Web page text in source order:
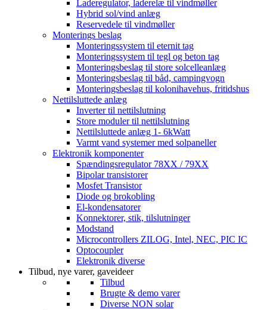
Laderegulator, laderelæ til vindmøller
Hybrid sol/vind anlæg
Reservedele til vindmøller
Monterings beslag
Monteringssystem til eternit tag
Monteringssystem til tegl og beton tag
Monteringsbeslag til store solcelleanlæg
Monteringsbeslag til båd, campingvogn
Monteringsbeslag til kolonihavehus, fritidshus
Nettilsluttede anlæg
Inverter til nettilslutning
Store moduler til nettilslutning
Nettilsluttede anlæg 1- 6kWatt
Varmt vand systemer med solpaneller
Elektronik komponenter
Spændingsregulator 78XX / 79XX
Bipolar transistorer
Mosfet Transistor
Diode og brokobling
El-kondensatorer
Konnektorer, stik, tilslutninger
Modstand
Microcontrollers ZILOG, Intel, NEC, PIC IC
Optocoupler
Elektronik diverse
Tilbud, nye varer, gaveideer
Tilbud
Brugte & demo varer
Diverse NON solar